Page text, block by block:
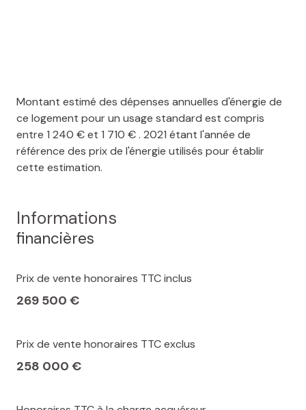
Montant estimé des dépenses annuelles d'énergie de
ce logement pour un usage standard est compris
entre 1 240 € et 1 710 € . 2021 étant l'année de
référence des prix de l'énergie utilisés pour établir
cette estimation.
Informations
financières
Prix de vente honoraires TTC inclus
269 500 €
Prix de vente honoraires TTC exclus
258 000 €